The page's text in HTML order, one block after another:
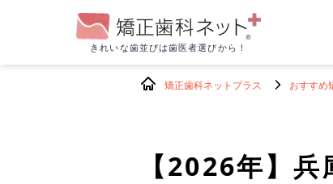
きれいな歯並びは歯医者選びから！
矯正歯科ネットプラス おすすめ
【2026年】兵